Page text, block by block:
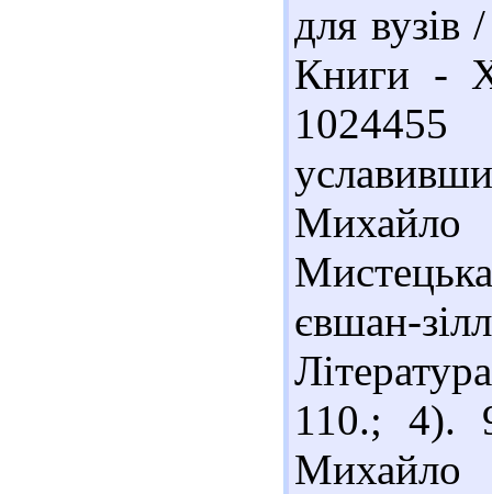
для
Книги -
євшан-
110.; 4).